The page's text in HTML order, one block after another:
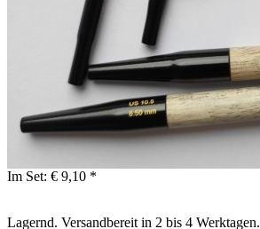
Im Set: € 9,10 *
Lagernd. Versandbereit in 2 bis 4 Werktagen.